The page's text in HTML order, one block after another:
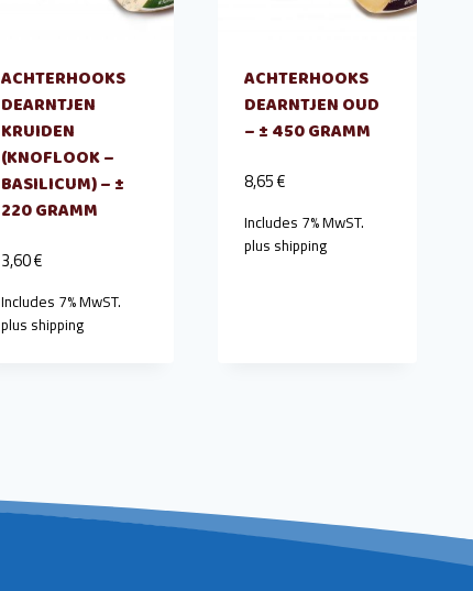
ACHTERHOOKS
DEARNTJEN
KRUIDEN
(KNOFLOOK –
BASILICUM) – ±
220 GRAMM
3,60€
Includes 7% MwST.
plus shipping
ACHTERHOOKS
DEARNTJEN OUD
– ± 450 GRAMM
8,65€
Includes 7% MwST.
plus shipping